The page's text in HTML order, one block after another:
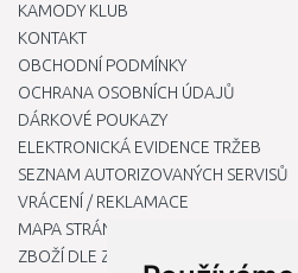
KAMODY KLUB
KONTAKT
OBCHODNÍ PODMÍNKY
OCHRANA OSOBNÍCH ÚDAJŮ
DÁRKOVÉ POUKAZY
ELEKTRONICKÁ EVIDENCE TRŽEB
SEZNAM AUTORIZOVANÝCH SERVISŮ
VRÁCENÍ / REKLAMACE
MAPA STRÁNKY
ZBOŽÍ DLE ZNAČEK